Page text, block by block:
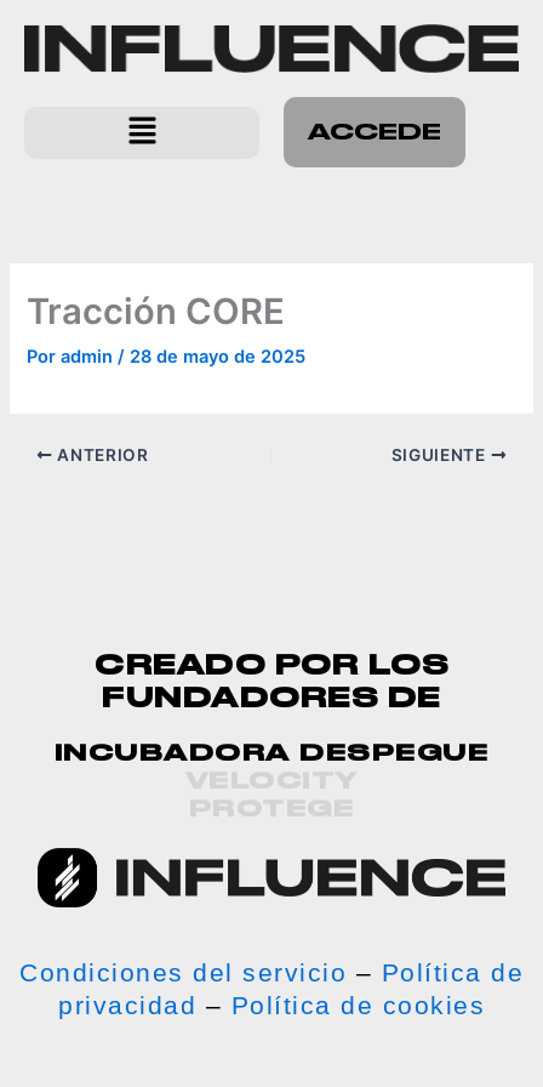
contenido
Menú ACCEDE
Tracción CORE
Poradmin/ 28 de mayo de 2025
ANTERIOR SIGUIENTE
CREADO POR LOS
FUNDADORES DE
INCUBADORA DESPEGUE
VELOCITY
PROTEGE
Condiciones del servicio – Política de
privacidad – Política de cookies